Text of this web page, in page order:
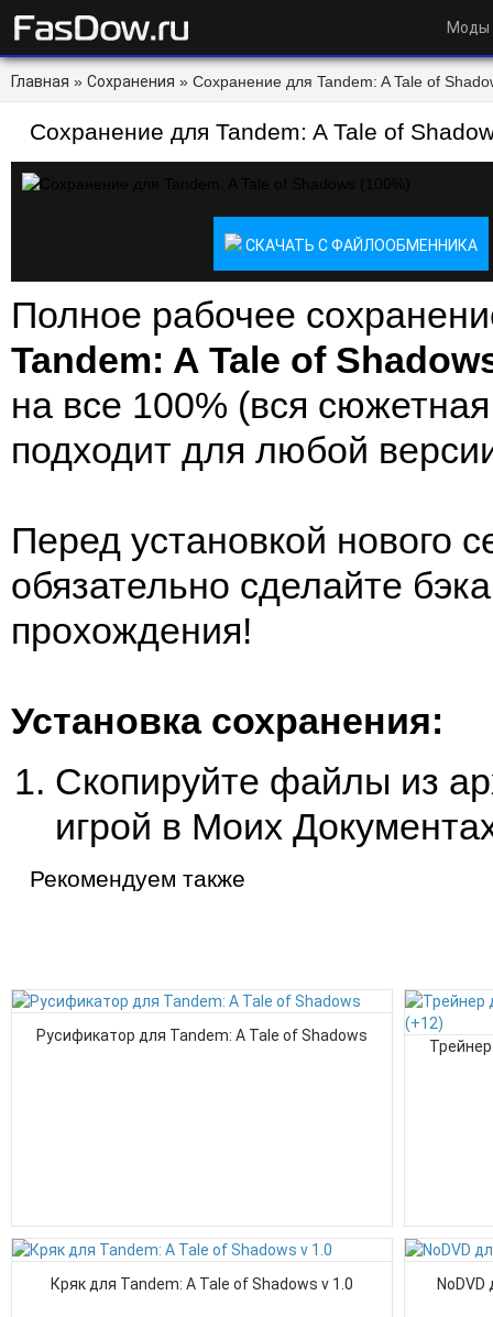
Моды
Главная » Сохранения » Сохранение для Tandem: A Tale of
Сохранение для Tandem: A Tale of
СКАЧАТЬ С ФАЙЛООБМЕННИКА
Полное рабочее
Tandem: A Tale of
на все 100% (вся
подходит для любой
Перед установкой нового
обязательно сделайте
прохождения!
Установка сохранения:
Скопируйте файлы из
игрой в Моих
Рекомендуем также
Русификатор для Tandem: A Tale of Shadows
Кряк для Tandem: A Tale of Shadows v 1.0